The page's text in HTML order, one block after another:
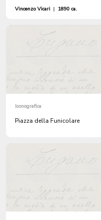
Vincenzo Vicari | 1890 ca.
Iconografica
Piazza della Funicolare